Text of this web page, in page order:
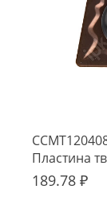
Пластина
189.78 ₽